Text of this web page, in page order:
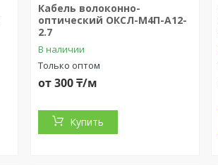
Кабель волоконно-
оптический ОКСЛ-М4П-А12-
2.7
В наличии
Только оптом
от 300 ₸/м
Купить